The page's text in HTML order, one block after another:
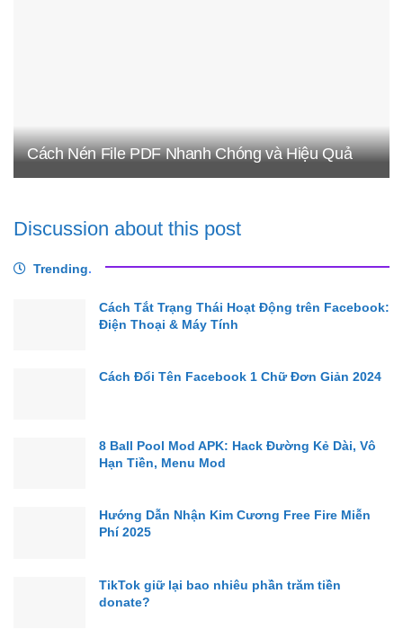
Cách Nén File PDF Nhanh Chóng và Hiệu Quả
Discussion about this post
Trending.
Cách Tắt Trạng Thái Hoạt Động trên Facebook:
Điện Thoại & Máy Tính
Cách Đổi Tên Facebook 1 Chữ Đơn Giản 2024
8 Ball Pool Mod APK: Hack Đường Kẻ Dài, Vô
Hạn Tiền, Menu Mod
Hướng Dẫn Nhận Kim Cương Free Fire Miễn
Phí 2025
TikTok giữ lại bao nhiêu phần trăm tiền
donate?